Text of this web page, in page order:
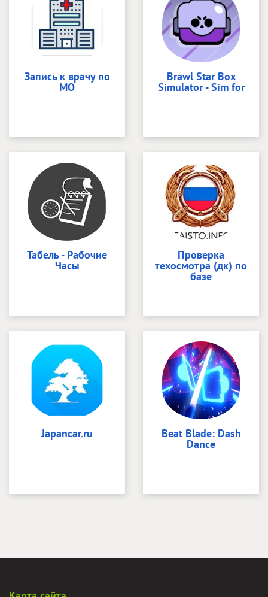
Запись к врачу по
МО
Brawl Star Box
Simulator - Sim for
Табель - Рабочие
Часы
Проверка
техосмотра (дк) по
базе
Japancar.ru Beat Blade: Dash
Dance